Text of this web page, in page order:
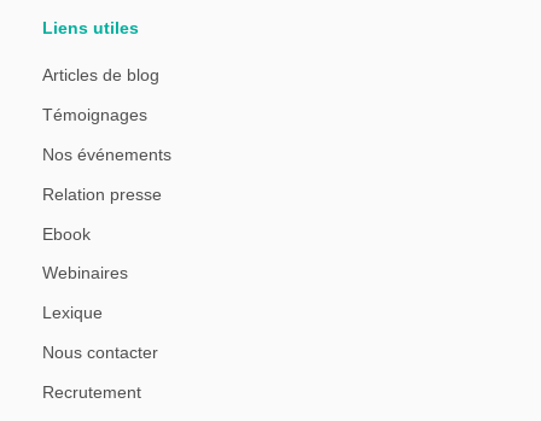
Liens utiles
Articles de blog
Témoignages
Nos événements
Relation presse
Ebook
Webinaires
Lexique
Nous contacter
Recrutement